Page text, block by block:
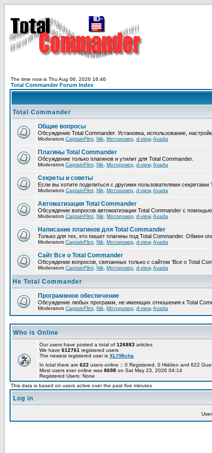
The time now is Thu Aug 06, 2026 16:46
Total Commander Forum Index
Total Commander
Общие вопросы
Обсуждение Total Commander. Установка, использование,
Moderators CaptainFlint Nik Моторокер d-view, Avada
Плагины Total Commander
Обсуждение только плагинов и утилит для Total Commander.
Moderators CaptainFlint Nik Моторокер d-view, Avada
Секреты и советы
Если вы хотите поделиться с другими пользователями
Moderators CaptainFlint Nik Моторокер d-view, Avada
Автоматизация Total Commander
Обсуждение вопросов автоматизации Total Commander с
Moderators CaptainFlint Nik Моторокер d-view, Avada
Написание плагинов для Total Commander
Только для тех, кто пишет плагины под Total Commander. Обмен
Moderators CaptainFlint Nik Моторокер d-view, Avada
Сайт Все о Total Commander
Обсуждение вопросов, связанных только с сайтом 'Все о Total
Moderators CaptainFlint Nik Моторокер d-view, Avada
Не Total Commander
Программное обеспечение
Обсуждение любых программ, не имеющих отношения к Total
Moderators CaptainFlint Nik Моторокер d-view, Avada
Who is Online
Our users have posted a total of 126883 articles
We have 612761 registered users
The newest registered user is XLYMicha
In total there are 622 users online :: 0 Registered, 0 Hidden and 622
Most users ever online was 8698 on Sat May 23, 2026 04:14
Registered Users: None
This data is based on users active over the past five minutes
Log in